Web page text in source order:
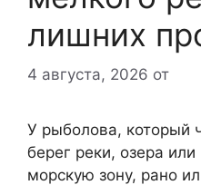
лишних
4 августа, 2026 от
У рыболова, который
берег реки, озера
морскую зону, рано